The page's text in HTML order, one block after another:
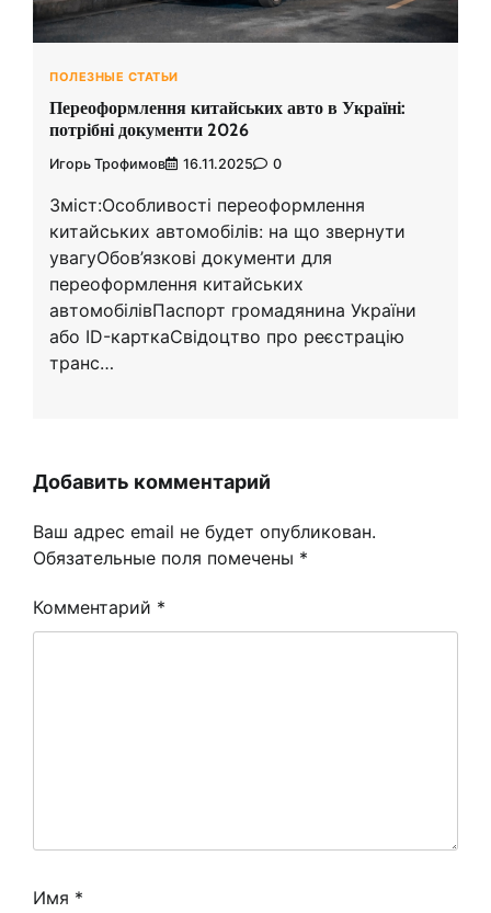
ПОЛЕЗНЫЕ СТАТЬИ
Переоформлення китайських авто в Україні:
потрібні документи 2026
Игорь Трофимов 16.11.2025 0
Зміст:Особливості переоформлення
китайських автомобілів: на що звернути
увагуОбов’язкові документи для
переоформлення китайських
автомобілівПаспорт громадянина України
або ID-карткаСвідоцтво про реєстрацію
транс…
Добавить комментарий
Ваш адрес email не будет опубликован.
Обязательные поля помечены *
Комментарий *
Имя *